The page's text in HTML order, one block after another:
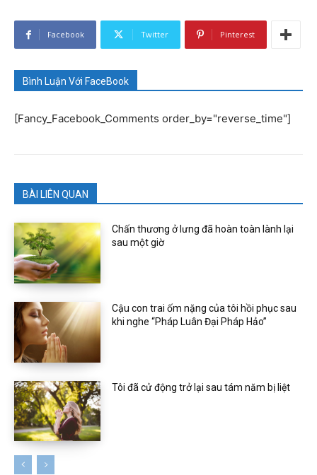
Facebook Twitter Pinterest
Bình Luận Với FaceBook
[Fancy_Facebook_Comments order_by="reverse_time"]
BÀI LIÊN QUAN
Chấn thương ở lưng đã hoàn toàn lành lại
sau một giờ
Cậu con trai ốm nặng của tôi hồi phục sau
khi nghe “Pháp Luân Đại Pháp Hảo”
Tôi đã cử động trở lại sau tám năm bị liệt